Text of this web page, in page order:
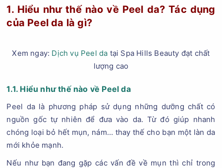
1. Hiểu như thế nào về Peel da? Tác dụng
của Peel da là gì?
Xem ngay: Dịch vụ Peel da tại Spa Hills Beauty đạt chất
lượng cao
1.1. Hiểu như thế nào về Peel da
Peel da là phương pháp sử dụng những dưỡng chất có
nguồn gốc tự nhiên để đưa vào da. Từ đó giúp nhanh
chóng loại bỏ hết mụn, nám… thay thế cho bạn một làn da
mới khỏe mạnh.
Nếu như bạn đang gặp các vấn đề về mụn thì chỉ trong